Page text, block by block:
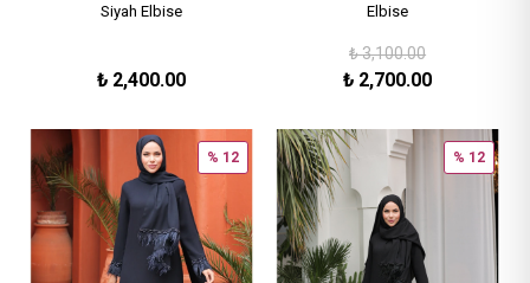
Siyah Elbise
₺ 2,400.00
Elbise
₺3,100.00
₺ 2,700.00
% 12 % 12